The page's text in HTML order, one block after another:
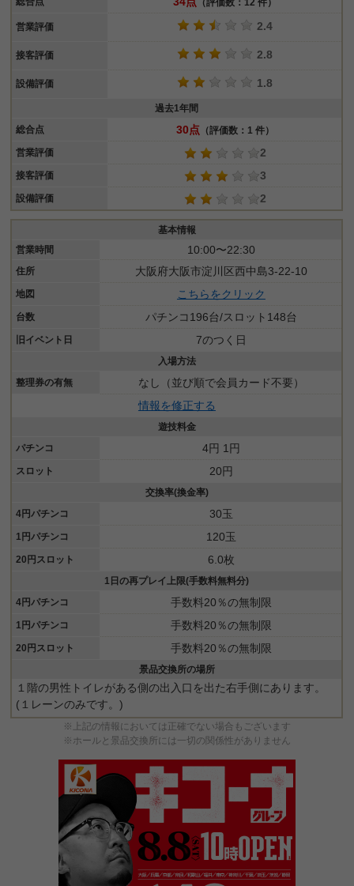
営業評価 2.4
接客評価 2.8
設備評価 1.8
過去1年間
総合点
30点 （評価数：1 件）
営業評価
2
接客評価 3
設備評価 2
基本情報
営業時間
10:00〜22:30
住所 大阪府大阪市淀川区西中島3-22-10
地図 こちらをクリック
台数 パチンコ196台/スロット148台
旧イベント日 7のつく日
入場方法
整理券の有無
なし（並び順で会員カード不要）
情報を修正する
遊技料金
パチンコ
4円 1円
スロット 20円
交換率(換金率)
4円パチンコ
30玉
1円パチンコ 120玉
20円スロット 6.0枚
1日の再プレイ上限(手数料無料分)
4円パチンコ
手数料20％の無制限
1円パチンコ 手数料20％の無制限
20円スロット 手数料20％の無制限
景品交換所の場所
１階の男性トイレがある側の出入口を出た右手側にあります。
(１レーンのみです。)
※上記の情報においては正確でない場合もございます
※ホールと景品交換所には一切の関係性がありません